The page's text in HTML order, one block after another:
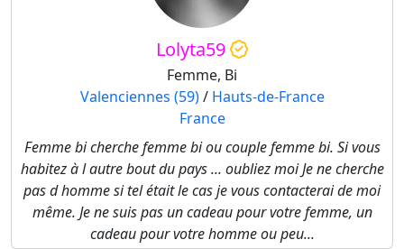
Lolyta59
Femme, Bi
Valenciennes (59)/ Hauts-de-France
France
Femme bi cherche femme bi ou couple femme bi. Si vous
habitez à l autre bout du pays ... oubliez moi Je ne cherche
pas d homme si tel était le cas je vous contacterai de moi
même. Je ne suis pas un cadeau pour votre femme, un
cadeau pour votre homme ou peu...